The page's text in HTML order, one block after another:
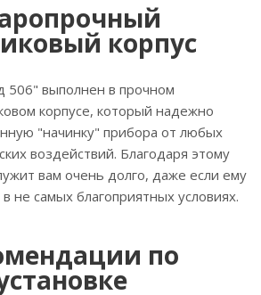
корпус
506" выполнен в прочном
корпусе, который надежно
"начинку" прибора от любых
воздействий. Благодаря этому
вам очень долго, даже если ему
не самых благоприятных условиях.
по